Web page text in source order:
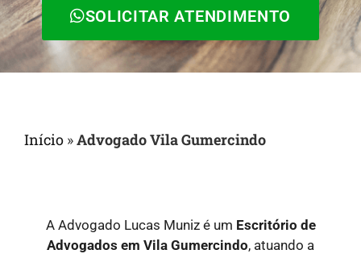
SOLICITAR ATENDIMENTO
Início »Advogado Vila Gumercindo
A Advogado Lucas Muniz é um Escritório de
Advogados em Vila Gumercindo, atuando a